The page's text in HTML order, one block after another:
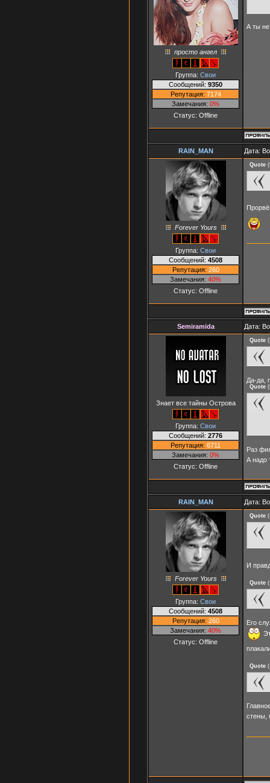
просто ангел
Группа: Свои
Сообщений: 9350
Репутация: 7174
Замечания: 0%
Статус: Offline
А ты
RAIN_MAN Дата:
Forever Yours
Группа: Свои
Сообщений: 4508
Репутация: 260
Замечания: 40%
Статус: Offline
Quote (
Semiramida Дата:
Знает все тайны Острова
Группа: Свои
Сообщений: 2776
Репутация: 6711
Замечания: 0%
Статус: Offline
Quote (
Да-да,
Quote (
Раз
А надо
RAIN_MAN Дата:
Forever Yours
Группа: Свои
Сообщений: 4508
Репутация: 260
Замечания: 40%
Статус: Offline
Quote (
И
Quote (
Его
Quote (
стены,